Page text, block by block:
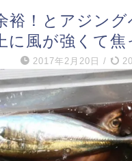
裕！とアジング
に風が強くて焦
2017年2月20日 /